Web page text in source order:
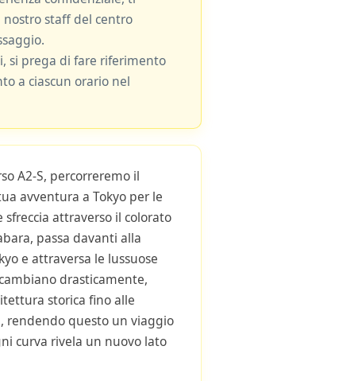
staff del centro
si prega di fare riferimento
a ciascun orario nel
A2-S, percorreremo il
avventura a Tokyo per le
attraverso il colorato
passa davanti alla
e attraversa le lussuose
drasticamente,
storica fino alle
rendendo questo un viaggio
curva rivela un nuovo lato